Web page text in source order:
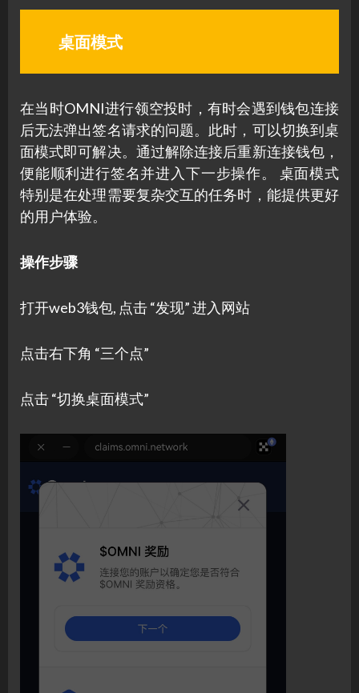
桌面模式
在当时OMNI进行领空投时，有时会遇到钱包连接
后无法弹出签名请求的问题。此时，可以切换到桌
面模式即可解决。通过解除连接后重新连接钱包，
便能顺利进行签名并进入下一步操作。 桌面模式
特别是在处理需要复杂交互的任务时，能提供更好
的用户体验。
操作步骤
打开web3钱包, 点击 “发现” 进入网站
点击右下角 “三个点”
点击 “切换桌面模式”